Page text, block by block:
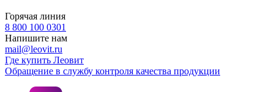
Горячая линия
8 800 100 0301
Напишите нам
mail@leovit.ru
Где купить Леовит
Обращение в службу контроля качества продукции